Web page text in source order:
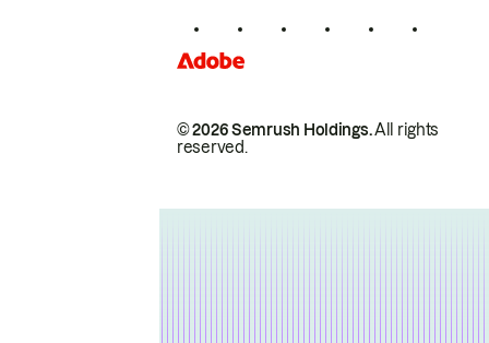
© 2026 Semrush Holdings.All rights
reserved.